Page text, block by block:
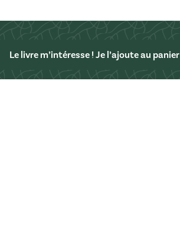
Le livre m’intéresse ! Je l’ajoute au panier